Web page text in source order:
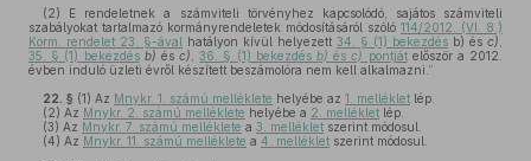
(2) E rendeletnek a számviteli törvényhez kapcsolódó, sajátos számviteli
szabályokat tartalmazó kormányrendeletek módosításáról szóló 114/2012. (VI. 8.)
Korm. rendelet 23. §-ával hatályon kívül helyezett 34. § (1) bekezdés b) és c)
35. § (1) bekezdés b) ésc) ,36. § (1) bekezdés b) ésc) pontjátelőször a 2012.
évben induló üzleti évről készített beszámolóra nem kell alkalmazni.”
22. § (1) Az Mnykr. 1. számú melléklete helyébe az 1. melléklet lép.
(2) Az Mnykr. 2. számú melléklete helyébe a 2. melléklet lép.
(3) Az Mnykr. 7. számú melléklete a 3. melléklet szerint módosul.
(4) Az Mnykr. 11. számú melléklete a 4. melléklet szerint módosul.